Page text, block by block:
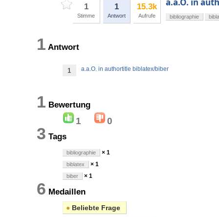
1
Stimme
1
Antwort
15.3k
Aufrufe
a.a.O. in
bibliographie
1 Antwort
1 a.a.O. in authortitle biblatex/biber
1 Bewertung
1 0
3 Tags
bibliographie × 1
biblatex × 1
biber × 1
6 Medaillen
● Beliebte Frage